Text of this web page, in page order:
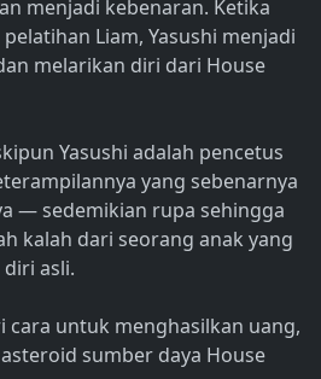
menjadi kebenaran. Ketika
Liam, Yasushi menjadi
melarikan diri dari House
Yasushi adalah pencetus
yang sebenarnya
— sedemikian rupa sehingga
kalah dari seorang anak yang
asli.
cara untuk menghasilkan uang,
sumber daya House